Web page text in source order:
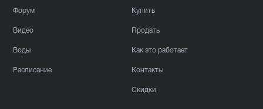
Форум
Видео
Воды
Расписание
Купить
Продать
Как это работает
Контакты
Скидки